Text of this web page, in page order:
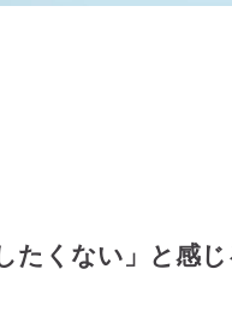
たくない」と感